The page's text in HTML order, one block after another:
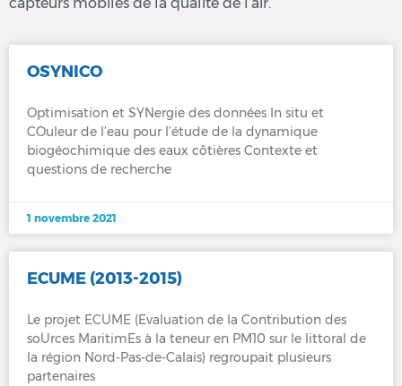
OSYNICO
Optimisation et SYNergie des données In situ et
COuleur de l’eau pour l’étude de la dynamique
biogéochimique des eaux côtières Contexte et
questions de recherche
1 novembre 2021
ECUME (2013-2015)
Le projet ECUME (Evaluation de la Contribution des
soUrces MaritimEs à la teneur en PM10 sur le littoral de
la région Nord-Pas-de-Calais) regroupait plusieurs
partenaires